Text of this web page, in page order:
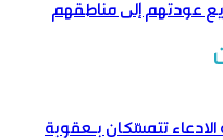
عودتهم إلى مناطقهم
الادعاء تتمسّكان بـعقوبة